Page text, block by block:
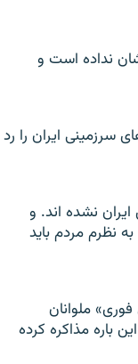
نداده است و
سرزمينی ايران را رد
نشده اند. و
نظرم مردم بايد
فوری» ملوانان
باره مذاکره کرده